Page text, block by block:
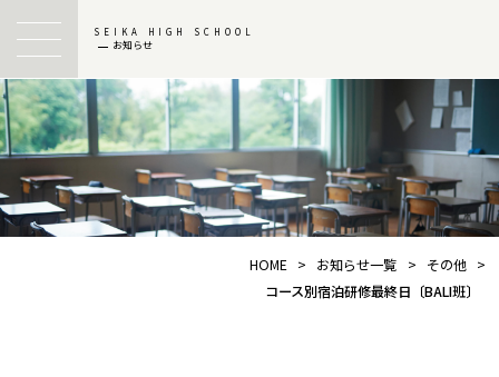
SEIKA HIGH SCHOOL
お知らせ
HOME > お知らせ一覧 > その他 >
コース別宿泊研修最終日〔BALI班〕